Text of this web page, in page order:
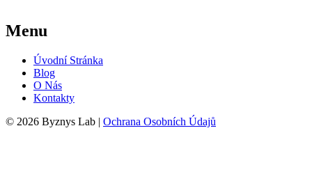
Menu
Úvodní Stránka
Blog
O Nás
Kontakty
© 2026 Byznys Lab | Ochrana Osobních Údajů